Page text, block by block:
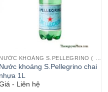
NƯỚC KHOÁNG S.PELLEGRINO ( Ý )
Nước khoáng S.Pellegrino chai
nhựa 1L
- Liên hệ